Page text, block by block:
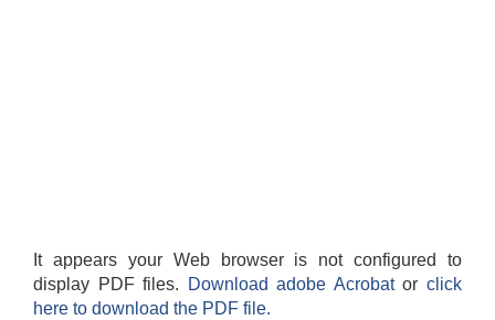
It appears your Web browser is not configured to
display PDF files.
Download adobe Acrobatorclick
here to download the PDF file.